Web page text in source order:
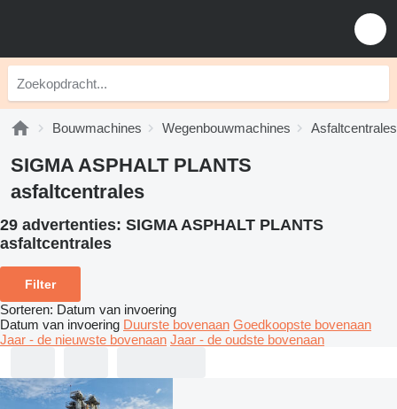
Bouwmachines Wegenbouwmachines Asfaltcentrales
SIGMA ASPHALT PLANTS
asfaltcentrales
29 advertenties: SIGMA ASPHALT PLANTS
asfaltcentrales
Filter
Sorteren: Datum van invoering
Datum van invoering Duurste bovenaan Goedkoopste bovenaan
Jaar - de nieuwste bovenaan Jaar - de oudste bovenaan